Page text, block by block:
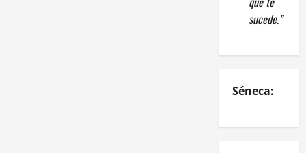
sucede.”
Séneca: